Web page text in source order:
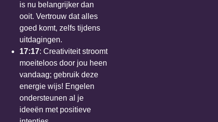
is nu belangrijker dan
ooit. Vertrouw dat alles
goed komt, zelfs tijdens
uitdagingen.
17:17: Creativiteit stroomt
moeiteloos door jou heen
vandaag; gebruik deze
energie wijs! Engelen
ondersteunen al je
ideeën met positieve